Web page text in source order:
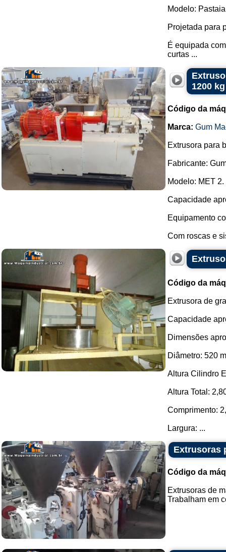
Modelo:
Projetada para
É equipada
curtas ...
1200 kg
Código da
Marca: Gum
Extrusora para
Fabricante:
Modelo: MET 2.
Capacidade
Equipamento
Com roscas e
Código da
Extrusora de
Capacidade
Dimensões
Diâmetro: 520
Altura Cilindro
Altura Total:
Comprimento:
Largura: ...
Extrusoras
Código da
Extrusoras de
Trabalham em